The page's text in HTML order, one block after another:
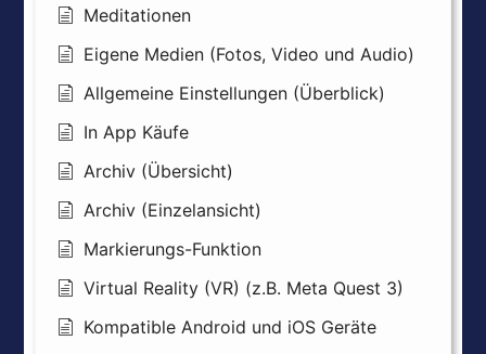
Meditationen
Eigene Medien (Fotos, Video und Audio)
Allgemeine Einstellungen (Überblick)
In App Käufe
Archiv (Übersicht)
Archiv (Einzelansicht)
Markierungs-Funktion
Virtual Reality (VR) (z.B. Meta Quest 3)
Kompatible Android und iOS Geräte